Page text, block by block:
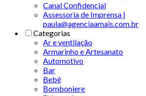
Canal Confidencial
Assessoria de Imprensa |
paula@agenciaamais.com.br
Categorias
Ar e ventilação
Armarinho e Artesanato
Automotivo
Bar
Bebê
Bomboniere